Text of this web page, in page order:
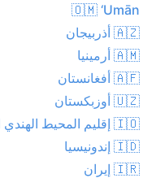
🇴🇲 ‘Umān
🇦🇿 أذربيجان
🇦🇲 أرمينيا
🇦🇫 أفغانستان
🇺🇿 أوزبكستان
🇮🇴 إقليم المحيط الهندي البريطاني
🇮🇩 إندونيسيا
🇮🇷 إيران